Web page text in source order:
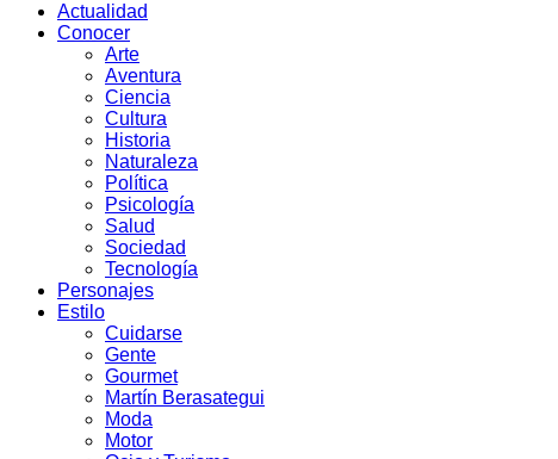
Actualidad
Conocer
Arte
Aventura
Ciencia
Cultura
Historia
Naturaleza
Política
Psicología
Salud
Sociedad
Tecnología
Personajes
Estilo
Cuidarse
Gente
Gourmet
Martín Berasategui
Moda
Motor